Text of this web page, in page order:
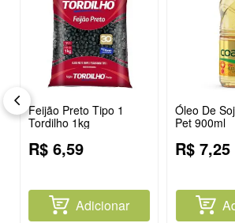
Feijão Preto Tipo 1
Tordilho 1kg
R$ 6,59
Adicionar
Óleo De
Pet 900ml
R$ 7,25